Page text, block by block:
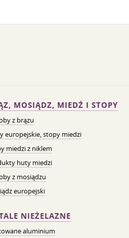
MOSIĄDZ, MIEDŹ I STOPY
z brązu
europejskie, stopy miedzi
miedzi z niklem
huty miedzi
z mosiądzu
europejski
NIEŻELAZNE
aluminium